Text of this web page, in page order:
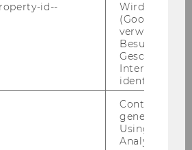
Forschung: Social
Migrant Entrepreneurship,
id--
Wird von
(Google Tag
verwendet,
Besucher
Geschlecht
Interessen zu
identifizieren.
Contains a
generated
Using this
Analytics can